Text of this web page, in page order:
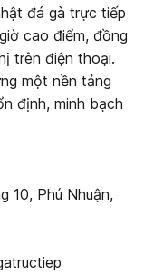
đá gà trực tiếp
cao điểm, đồng
trên điện thoại.
một nền tảng
định, minh bạch
10, Phú Nhuận,